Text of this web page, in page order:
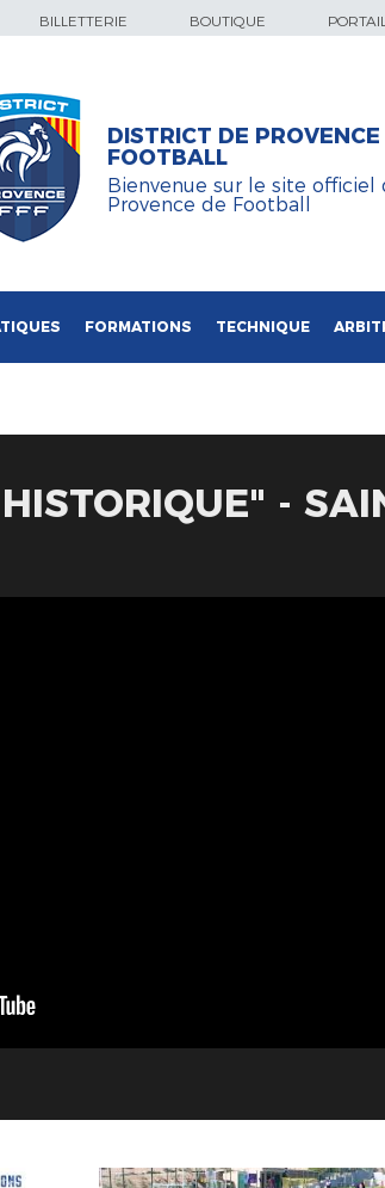
BILLETTERIE BOUTIQUE
DISTRICT DE PROVENCE
FOOTBALL
Bienvenue sur le site officiel
Provence de Football
FORMATIONS TECHNIQUE
-